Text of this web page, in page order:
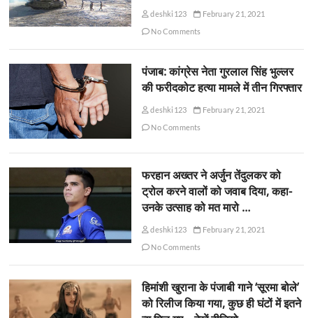
deshki123
February 21, 2021
No Comments
पंजाब: कांग्रेस नेता गुरलाल सिंह भुल्लर
की फरीदकोट हत्या मामले में तीन गिरफ्तार
deshki123
February 21, 2021
No Comments
फरहान अख्तर ने अर्जुन तेंदुलकर को
ट्रोल करने वालों को जवाब दिया, कहा-
उनके उत्साह को मत मारो …
deshki123
February 21, 2021
No Comments
हिमांशी खुराना के पंजाबी गाने ‘सूरमा बोले’
को रिलीज किया गया, कुछ ही घंटों में इतने